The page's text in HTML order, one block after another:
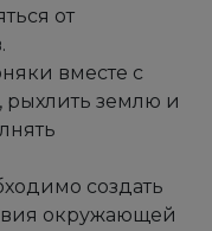
от
вместе с
рыхлить землю и
создать
окружающей